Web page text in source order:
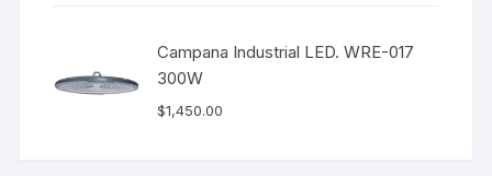
Campana Industrial LED. WRE-017
300W
$1,450.00